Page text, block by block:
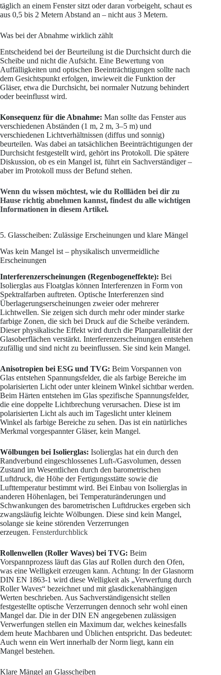
täglich an einem Fenster sitzt oder daran vorbeigeht, schaut es
aus 0,5 bis 2 Metern Abstand an – nicht aus 3 Metern.
Was bei der Abnahme wirklich zählt
Entscheidend bei der Beurteilung ist die Durchsicht durch die
Scheibe und nicht die Aufsicht. Eine Bewertung von
Auffälligkeiten und optischen Beeinträchtigungen sollte nach
dem Gesichtspunkt erfolgen, inwieweit die Funktion der
Gläser, etwa die Durchsicht, bei normaler Nutzung behindert
oder beeinflusst wird.
Konsequenz für die Abnahme: Man sollte das Fenster aus
verschiedenen Abständen (1 m, 2 m, 3–5 m) und
verschiedenen Lichtverhältnissen (diffus und sonnig)
beurteilen. Was dabei an tatsächlichen Beeinträchtigungen der
Durchsicht festgestellt wird, gehört ins Protokoll. Die spätere
Diskussion, ob es ein Mangel ist, führt ein Sachverständiger –
aber im Protokoll muss der Befund stehen.
Wenn du wissen möchtest, wie du Rollläden bei dir zu
Hause richtig abnehmen kannst, findest du alle wichtigen
Informationen in diesem Artikel.
5. Glasscheiben: Zulässige Erscheinungen und klare Mängel
Was kein Mangel ist – physikalisch unvermeidliche
Erscheinungen
Interferenzerscheinungen (Regenbogeneffekte): Bei
Isolierglas aus Floatglas können Interferenzen in Form von
Spektralfarben auftreten. Optische Interferenzen sind
Überlagerungserscheinungen zweier oder mehrerer
Lichtwellen. Sie zeigen sich durch mehr oder minder starke
farbige Zonen, die sich bei Druck auf die Scheibe verändern.
Dieser physikalische Effekt wird durch die Planparallelität der
Glasoberflächen verstärkt. Interferenzerscheinungen entstehen
zufällig und sind nicht zu beeinflussen. Sie sind kein Mangel.
Anisotropien bei ESG und TVG: Beim Vorspannen von
Glas entstehen Spannungsfelder, die als farbige Bereiche im
polarisierten Licht oder unter kleinem Winkel sichtbar werden.
Beim Härten entstehen im Glas spezifische Spannungsfelder,
die eine doppelte Lichtbrechung verursachen. Diese ist im
polarisierten Licht als auch im Tageslicht unter kleinem
Winkel als farbige Bereiche zu sehen. Das ist ein natürliches
Merkmal vorgespannter Gläser, kein Mangel.
Wölbungen bei Isolierglas: Isolierglas hat ein durch den
Randverbund eingeschlossenes Luft-/Gasvolumen, dessen
Zustand im Wesentlichen durch den barometrischen
Luftdruck, die Höhe der Fertigungsstätte sowie die
Lufttemperatur bestimmt wird. Bei Einbau von Isolierglas in
anderen Höhenlagen, bei Temperaturänderungen und
Schwankungen des barometrischen Luftdruckes ergeben sich
zwangsläufig leichte Wölbungen. Diese sind kein Mangel,
solange sie keine störenden Verzerrungen
erzeugen. Fensterdurchblick
Rollenwellen (Roller Waves) bei TVG: Beim
Vorspannprozess läuft das Glas auf Rollen durch den Ofen,
was eine Welligkeit erzeugen kann. Achtung: In der Glasnorm
DIN EN 1863-1 wird diese Welligkeit als „Verwerfung durch
Roller Waves“ bezeichnet und mit glasdickenabhängigen
Werten beschrieben. Aus Sachverständigensicht stellen
festgestellte optische Verzerrungen dennoch sehr wohl einen
Mangel dar. Die in der DIN EN angegebenen zulässigen
Verwerfungen stellen ein Maximum dar, welches keinesfalls
dem heute Machbaren und Üblichen entspricht. Das bedeutet:
Auch wenn ein Wert innerhalb der Norm liegt, kann ein
Mangel bestehen.
Klare Mängel an Glasscheiben